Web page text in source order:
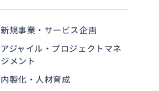
h
新規事業・サービス企画
アジャイル・プロジェクトマネ
ジメント
内製化・人材育成